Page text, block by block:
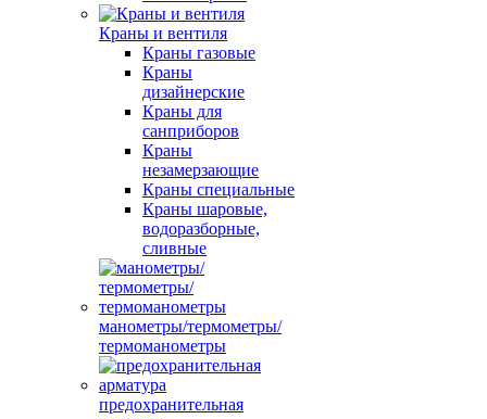
Краны и вентиля
Краны газовые
Краны
дизайнерские
Краны для
санприборов
Краны
незамерзающие
Краны специальные
Краны шаровые,
водоразборные,
сливные
манометры/термометры/
термоманометры
предохранительная